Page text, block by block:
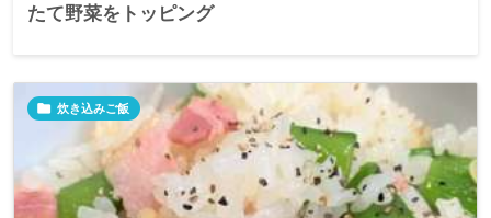
たて野菜をトッピング
 炊き込みご飯